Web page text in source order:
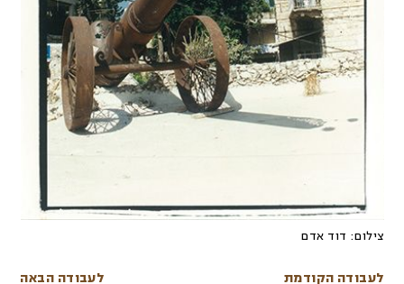
צילום: דוד אדם
לעבודה הקודמת לעבודה הבאה